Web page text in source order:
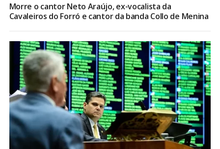
Morre o cantor Neto Araújo, ex-vocalista da
Cavaleiros do Forró e cantor da banda Collo de Menina